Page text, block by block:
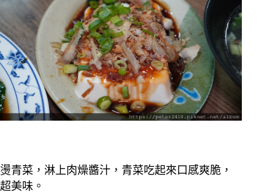
燙青菜，淋上肉燥醬汁，青菜吃起來口感爽脆，
超美味。